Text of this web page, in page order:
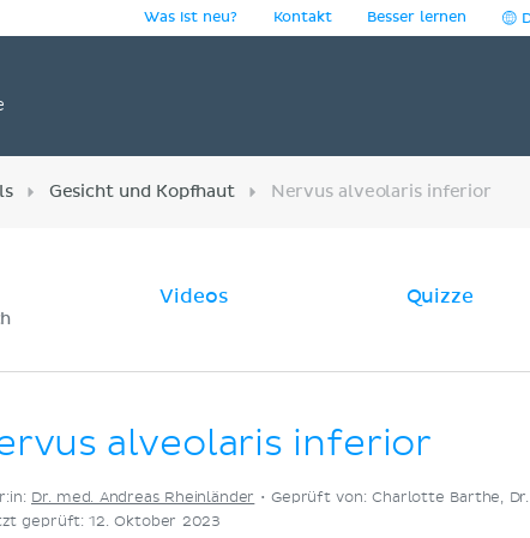
Was ist neu? Kontakt Besser lernen
Gesicht und Kopfhaut Nervus alveolaris inferior
Videos Quizze
alveolaris inferior
Dr. med. Andreas Rheinländer •Geprüft von: Charlotte Barthe,
geprüft: 12. Oktober 2023